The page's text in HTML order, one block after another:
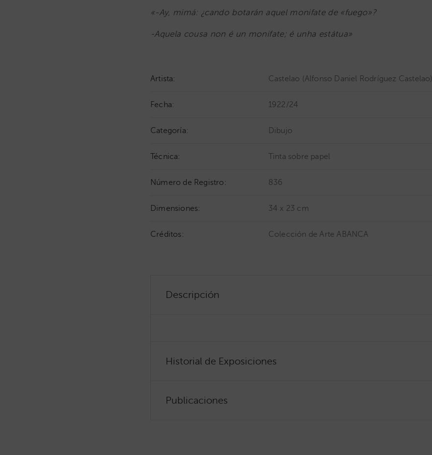
«-Ay, mimá: ¿cando botarán aquel monifate de «fuego»?
-Aquela cousa non é un monifate; é unha estátua»
Artista: Castelao (Alfonso Daniel Rodríguez Castelao)
Fecha: 1922/24
Categoría: Dibujo
Técnica: Tinta sobre papel
Número de Registro: 836
Dimensiones: 34 x 23 cm
Créditos: Colección de Arte ABANCA
Descripción
Historial de Exposiciones
Publicaciones